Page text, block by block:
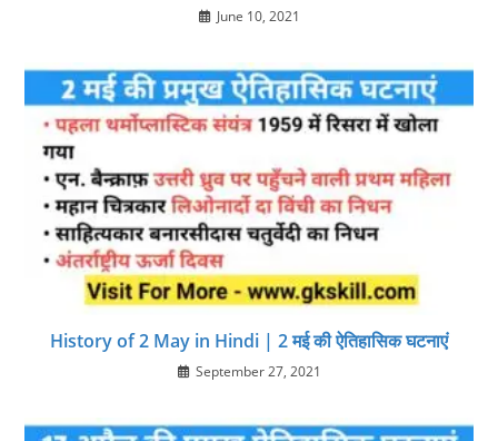
June 10, 2021
History of 2 May in Hindi | 2 मई की ऐतिहासिक घटनाएं
September 27, 2021